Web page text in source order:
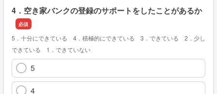
4．空き家バンクの登録のサポートをしたことがあるか
5．十分にできている 4．積極的にできている 3．できている 2．少し
できている 1．できていない
5
4